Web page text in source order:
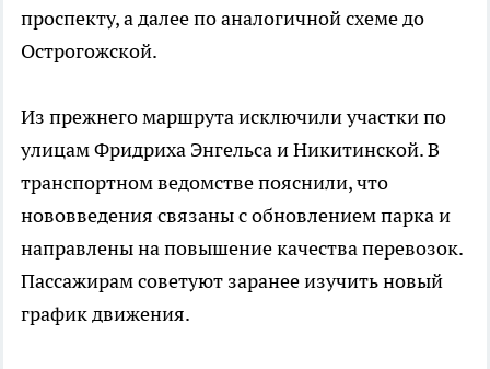
проспекту, а далее по аналогичной схеме до
Острогожской.
Из прежнего маршрута исключили участки по
улицам Фридриха Энгельса и Никитинской. В
транспортном ведомстве пояснили, что
нововведения связаны с обновлением парка и
направлены на повышение качества перевозок.
Пассажирам советуют заранее изучить новый
график движения.